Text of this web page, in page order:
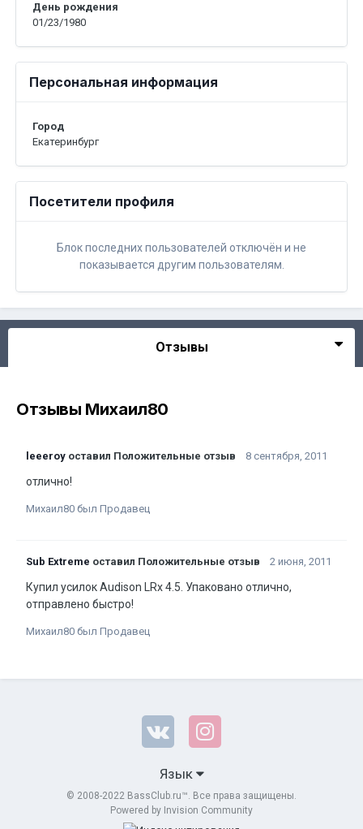
День рождения
01/23/1980
Персональная информация
Город
Екатеринбург
Посетители профиля
Блок последних пользователей отключён и не
показывается другим пользователям.
Отзывы
Отзывы Михаил80
leeeroy оставил Положительные отзыв 8 сентября, 2011
отлично!
Михаил80 был Продавец
Sub Extreme оставил Положительные отзыв 2 июня, 2011
Купил усилок Audison LRx 4.5. Упаковано отлично,
отправлено быстро!
Михаил80 был Продавец
Язык
© 2008-2022 BassClub.ru™. Все права защищены.
Powered by Invision Community